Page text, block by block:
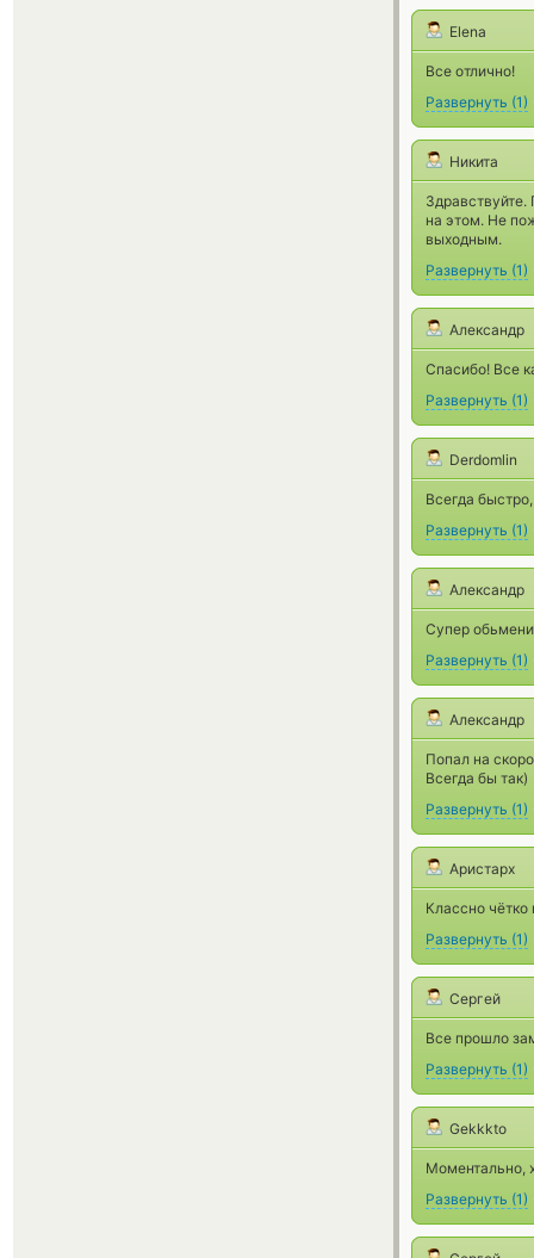
Elena
Все отлично!
Развернуть (1)
Никита
на этом. Не
выходным.
Развернуть (1)
Александр
Спасибо! Все
Развернуть (1)
Derdomlin
Всегда
Развернуть (1)
Александр
Супер
Развернуть (1)
Александр
Попал на
Всегда бы так)
Развернуть (1)
Аристарх
Классно
Развернуть (1)
Сергей
Все прошло
Развернуть (1)
Gekkkto
Моментально,
Развернуть (1)